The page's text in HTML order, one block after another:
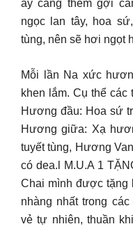
ấy càng thêm gợi
ngọc lan tây, hoa
tùng, nên sẽ hơi ngọt
Mỗi lần Na xức
khen lắm. Cụ thể
Hương đầu: Hoa sứ
Hương giữa: Xạ
tuyết tùng, Hương
có dea.l M.U.A 1
Chai mình được tặng
nhàng nhất trong
vẻ tự nhiên, thuần